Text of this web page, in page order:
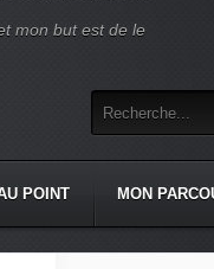
mon but est de le
POINT MON